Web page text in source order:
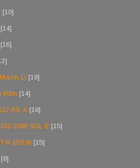
[10]
[14]
[16]
1) [19]
R3m [14]
RS-X [18]
2000 SGL-E [15]
R (2019) [15]
[8]